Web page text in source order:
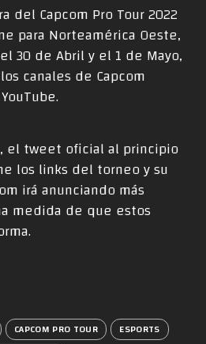
del Capcom Pro Tour 2022
para Norteamérica Oeste,
30 de Abril y el 1 de Mayo,
canales de Capcom
el tweet oficial al principio
los links del torneo y su
irá anunciando más
medida de que estos
CAPCOM PRO TOUR
ESPORTS